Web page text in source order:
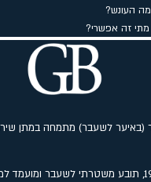
העונש?
מתי זה אפשרי?
לשעבר) מתמחה במתן